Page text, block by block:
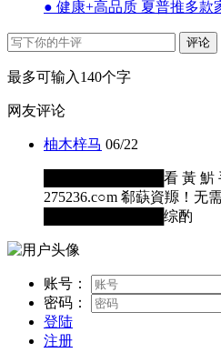
● 健康+高品质 夏普推多款
评论
最多可输入140个字
网友评论
柚木梓马 06/22
████████████看 黃 魸
275236.c○m 郗蒛資羱！无
████████████综酌
账号：
密码：
登陆
注册